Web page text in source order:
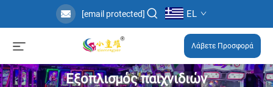
[email protected] EL
Λάβετε Προσφορά
Εξοπλισμός παιχνιδιών